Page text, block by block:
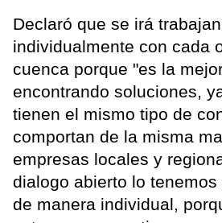
Declaró que se irá
individualmente con cada
cuenca porque "es la
encontrando soluciones,
tienen el mismo tipo de
comportan de la misma
empresas locales y
dialogo abierto lo
de manera individual,